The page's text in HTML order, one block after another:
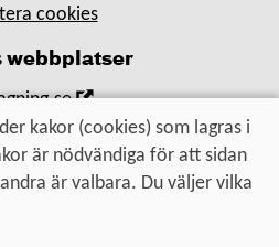
cookies
webbplatser
,
Öppna
i
nytt
,
Öppna
i
,
utveckling
kakor (cookies) som lagras i
är nödvändiga för att sidan
är valbara. Du väljer vilka